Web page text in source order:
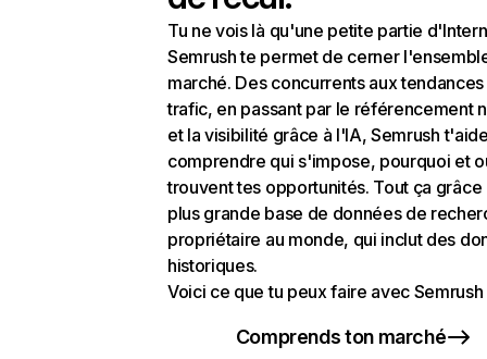
Tu ne vois là qu'une petite partie
Semrush te permet de cerner
marché. Des concurrents aux
trafic, en passant par le référencement
et la visibilité grâce à l'IA, Semrush
comprendre qui s'impose, pourquoi et
trouvent tes opportunités. Tout ça grâce
plus grande base de données de
propriétaire au monde, qui inclut des
historiques.
Voici ce que tu peux faire avec Semrush
Comprends ton marché